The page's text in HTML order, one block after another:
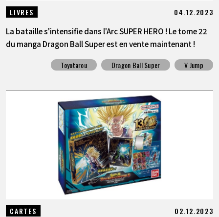
LIVRES 04.12.2023
La bataille s'intensifie dans l'Arc SUPER HERO ! Le tome 22
du manga Dragon Ball Super est en vente maintenant !
Toyotarou Dragon Ball Super V Jump
CARTES 02.12.2023